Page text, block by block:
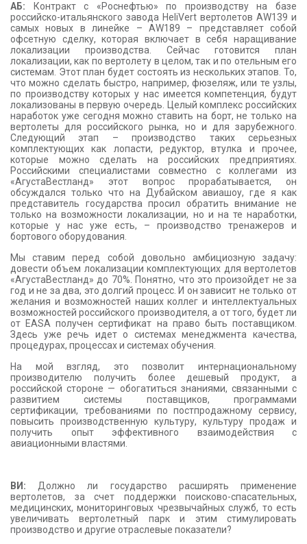
АБ: Контракт с «Роснефтью» по производству на базе
российско-итальянского завода HeliVert вертолетов AW139 и
самых новых в линейке – AW189 – представляет собой
офсетную сделку, которая включает в себя наращивание
локализации производства. Сейчас готовится план
локализации, как по вертолету в целом, так и по отельным его
системам. Этот план будет состоять из нескольких этапов. То,
что можно сделать быстро, например, фюзеляж, или те узлы,
по производству которых у нас имеется компетенция, будут
локализованы в первую очередь. Целый комплекс российских
наработок уже сегодня можно ставить на борт, не только на
вертолеты для российского рынка, но и для зарубежного.
Следующий этап – производство таких серьезных
комплектующих как лопасти, редуктор, втулка и прочее,
которые можно сделать на российских предприятиях.
Российскими специалистами совместно с коллегами из
«АгустаВестланд» этот вопрос прорабатывается, он
обсуждался только что на Дубайском авиашоу, где я как
представитель государства просил обратить внимание не
только на возможности локализации, но и на те наработки,
которые у нас уже есть, – производство тренажеров и
бортового оборудования.
Мы ставим перед собой довольно амбициозную задачу:
довести объем локализации комплектующих для вертолетов
«АгустаВестланд» до 70%. Понятно, что это произойдет не за
год и не за два, это долгий процесс. И он зависит не только от
желания и возможностей наших коллег и интеллектуальных
возможностей российского производителя, а от того, будет ли
от EASA получен сертификат на право быть поставщиком.
Здесь уже речь идет о системах менеджмента качества,
процедурах, процессах и системах обучения.
На мой взгляд, это позволит интернациональному
производителю получить более дешевый продукт, а
российской стороне — обогатиться знаниями, связанными с
развитием системы поставщиков, программами
сертификации, требованиями по постпродажному сервису,
повысить производственную культуру, культуру продаж и
получить опыт эффективного взаимодействия с
авиационными властями.
ВИ: Должно ли государство расширять применение
вертолетов, за счет поддержки поисково-спасательных,
медицинских, мониторинговых чрезвычайных служб, то есть
увеличивать вертолетный парк и этим стимулировать
производство и другие отраслевые показатели?